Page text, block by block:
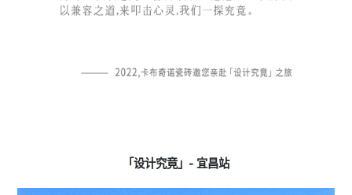
「设计究竟」- 宜昌站